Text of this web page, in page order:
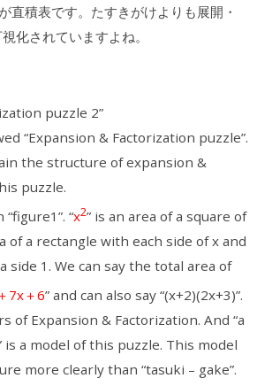
直積表です。たすきがけよりも展開・
化されていますよね。
puzzle 2”
“Expansion & Factorization puzzle”.
the structure of expansion &
puzzle.
“x2” is an area of a square of
of a rectangle with each side of x and
side 1. We can say the total area of
7x＋6” and can also say “(x+2)(2x+3)”.
of Expansion & Factorization. And “a
a model of this puzzle. This model
more clearly than “tasuki – gake”.